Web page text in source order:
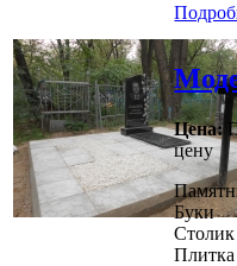
Цена:
цену
Буки
Столик
Плитка